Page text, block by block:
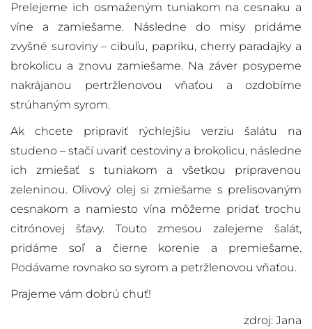
Prelejeme ich osmaženým tuniakom na cesnaku a
víne a zamiešame. Následne do misy pridáme
zvyšné suroviny – cibuľu, papriku, cherry paradajky a
brokolicu a znovu zamiešame. Na záver posypeme
nakrájanou pertržlenovou vňaťou a ozdobíme
strúhaným syrom.
Ak chcete pripraviť rýchlejšiu verziu šalátu na
studeno – stačí uvariť cestoviny a brokolicu, následne
ich zmiešať s tuniakom a všetkou pripravenou
zeleninou. Olivový olej si zmiešame s prelisovaným
cesnakom a namiesto vína môžeme pridať trochu
citrónovej šťavy. Touto zmesou zalejeme šalát,
pridáme soľ a čierne korenie a premiešame.
Podávame rovnako so syrom a petržlenovou vňaťou.
Prajeme vám dobrú chuť!
zdroj: Jana